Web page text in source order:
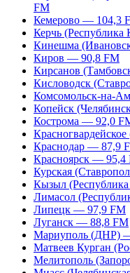
FM
Кемерово — 104,3
Керчь
Кинешма
Киров — 90,8 FM
Кирсанов
Кисловодск
Комсомольск-на-
Копейск
Кострома — 92,0
Краснодар — 87,9
Красноярск — 95,4
Курская
Кызыл
Лимасол
Липецк — 97,9 FM
Луганск — 88,8 FM
Мариуполь (ДНР)
Матвеев Курган
Мелитополь